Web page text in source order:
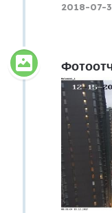
2018-07-